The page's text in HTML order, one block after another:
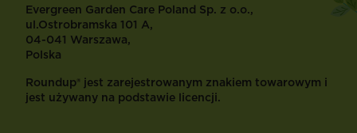
Evergreen Garden Care Poland Sp. z o.o.,
ul.Ostrobramska 101 A,
04-041 Warszawa,
Polska
Roundup® jest zarejestrowanym znakiem towarowym i
jest używany na podstawie licencji.